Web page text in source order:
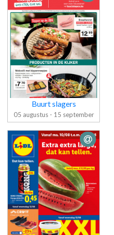
Carrefour
Market
Folder Buurt
slagers
Buurt slagers
05 augustus - 15 september